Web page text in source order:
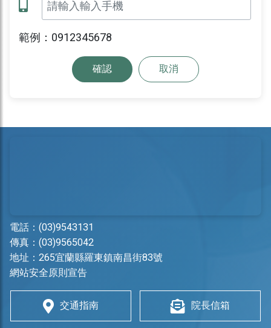
範例：0912345678
確認 取消
電話： (03)9543131
傳真：(03)9565042
地址： 265宜蘭縣羅東鎮南昌街83號
網站安全原則宣告
交通指南 院長信箱